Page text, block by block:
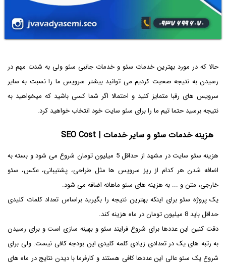
حالا که در مورد بهترین خدمات سئو و خدمات جانبی سئو ولی به شدت مهم در
رسیدن به نتیجه صحبت کردیم می توانید بیشتر سرویس ما را نسبت به سایر
سرویس های رقبا متمایز کنید و احتمالا اگر شما کسی باشید که میخواهید به
نتیجه برسید حتما تیم ما را برای سئو سایت خود انتخاب خواهید کرد.
هزینه خدمات سئو و سایر خدمات | SEO Cost
هزینه سئو سایت در مشهد از حداقل 5 میلیون تومان شروع می شود و بسته به
اضافه شدن هر کدام از ریز سرویس ها مثل طراحی، پشتیبانی، عکس، سئو
خارجی، متن و ... به هزینه های سئو ماهانه اضافه می شود.
یک پروژه سئو برای اینکه بهترین نتیجه را بگیرید براساس تعداد کلمات کلیدی
حداقل باید 8 میلیون تومان در ماه هزینه کند.
دقت کنین این عددها برای شروع فرایند سئو و بهینه سازی است و برای رسیدن
به رتبه های یک در تعدادی زیادی کلمه کلیدی این بودجه کافی نیست. ولی برای
شروع یک سئو عالی این عددها کافی هستند و کارفرما با دیدن نتایج در ماه های